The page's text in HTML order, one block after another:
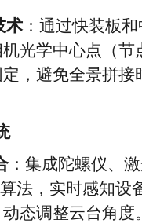
术：通过快装板
光学中心点（节
，避免全景拼接
：集成陀螺仪、
法，实时感知设
态调整云台角度。